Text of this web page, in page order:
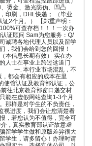
烫金、激光防伪、凹凸
印刷，DHL快递； （毕业
2个月。） 【郑重声明：
可查存档！！！一次办
证顾问 Sam为您服务：Q/
诚聘各地代理人员以及留学
，我们会给到您的回报！
本信息长期有效） 实在办
人士在事业上跨过这道门
一. 本行业市场混乱，不
都会有相应的成本在里
馆认证及教育部认证，公
往北京教育部窗口递交材
能在虚假网站查询1-3个月
那样是对学生的不负责任，
进度，我们会让您清楚看
，若您认为不值得，完全可
，真实教育部认证故意虚
留学学生做和原版差异很大
学生，请多留心！办理时请